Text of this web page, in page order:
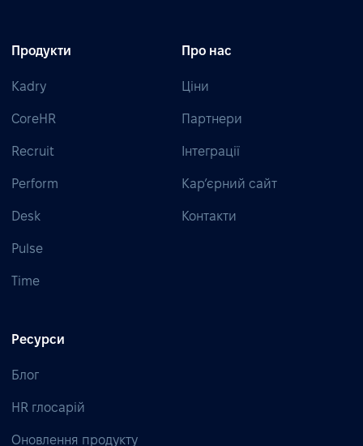
Продукти
Kadry
CoreHR
Recruit
Perform
Desk
Pulse
Time
Про нас
Ціни
Партнери
Інтеграції
Кар’єрний сайт
Контакти
Ресурси
Блог
HR глосарій
Оновлення продукту